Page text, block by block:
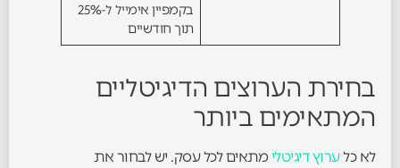
בקמפיין אימייל ל-25%
תוך חודשיים
בחירת הערוצים הדיגיטליים
המתאימים ביותר
לא כלערוץ דיגיטלימתאים לכל עסק. יש לבחור את